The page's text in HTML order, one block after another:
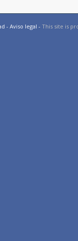
- Aviso legal - This site is